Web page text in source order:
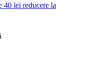
40 lei reducere la